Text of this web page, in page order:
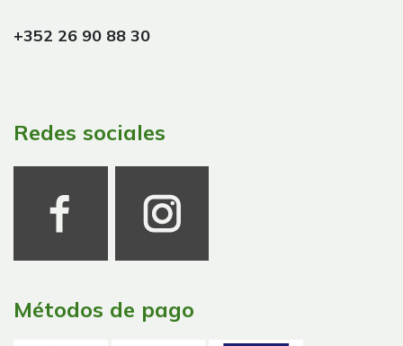
+352 26 90 88 30
Redes sociales
Métodos de pago